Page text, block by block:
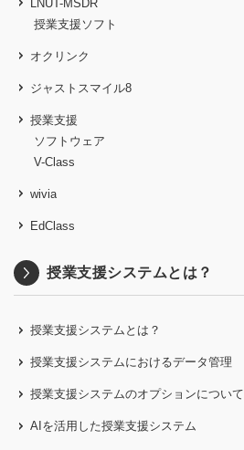
LNUT-MSDR
授業支援ソフト
オクリンク
ジャストスマイル8
授業支援
ソフトウェア
V-Class
wivia
EdClass
授業支援システムとは？
授業支援システムとは？
授業支援システムにおけるデータ管理
授業支援システムのオプションについて
AIを活用した授業支援システム